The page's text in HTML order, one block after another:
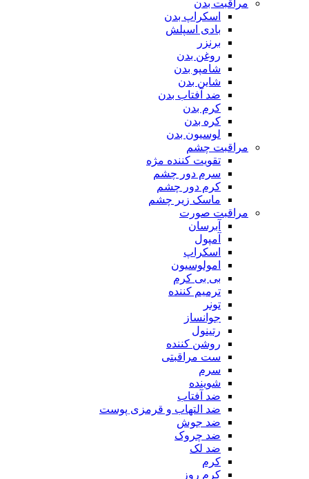
مراقبت بدن
اسکراپ بدن
بادی اسپلش
برنزر
روغن بدن
شامپو بدن
شاین بدن
ضد آفتاب بدن
کرم بدن
کره بدن
لوسیون بدن
مراقبت چشم
تقویت کننده مژه
سرم دور چشم
کرم دور چشم
ماسک زیر چشم
مراقبت صورت
آبرسان
آمپول
اسکراپ
امولوسیون
بی بی کرم
ترمیم کننده
تونر
جوانساز
رتینول
روشن کننده
ست مراقبتی
سرم
شوینده
ضد آفتاب
ضد التهاب و قرمزی پوست
‌ضد جوش
ضد چروک
ضد لک
کرم
کرم روز